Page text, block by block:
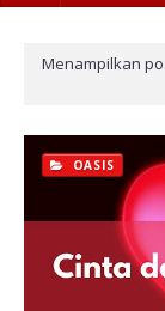
Menampilkan
OASIS